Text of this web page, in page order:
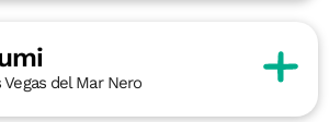
Vegas del Mar Nero